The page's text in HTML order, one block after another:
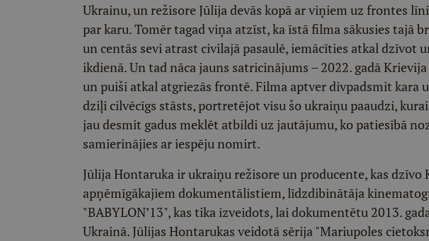
Ukrainu, un režisore Jūlija devās kopā ar viņiem uz frontes
par karu. Tomēr tagad viņa atzīst, ka īstā filma sākusies tajā
un centās sevi atrast civilajā pasaulē, iemācīties atkal dzīvot
ikdienā. Un tad nāca jauns satricinājums – 2022. gadā
un puiši atkal atgriezās frontē. Filma aptver divpadsmit kara
dziļi cilvēcīgs stāsts, portretējot visu šo ukraiņu paaudzi,
jau desmit gadus meklēt atbildi uz jautājumu, ko patiesībā
samierinājies ar iespēju nomirt.
Jūlija Hontaruka ir ukraiņu režisore un producente, kas dzīvo
apņēmīgākajiem dokumentālistiem, līdzdibinātāja
"BABYLON’13", kas tika izveidots, lai dokumentētu 2013.
Ukrainā. Jūlijas Hontarukas veidotā sērija "Mariupoles